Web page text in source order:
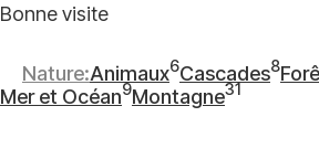
Bonne visite
Nature Animaux6
6
articles
Cascades8
8
articles
7
Mer et Océan9
9
Montagne31
31